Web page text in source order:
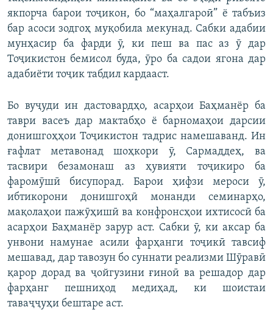
якпорча барои тоҷикон, бо “маҳалгароӣ” ё табъиз
бар асоси зодгоҳ муқобила мекунад. Сабки адабии
мунҳасир ба фарди ӯ, ки пеш ва пас аз ӯ дар
Тоҷикистон бемисол буда, ӯро ба садои ягона дар
адабиёти тоҷик табдил кардааст.
Бо вуҷуди ин дастовардҳо, асарҳои Баҳманёр ба
таври васеъ дар мактабҳо ё барномаҳои дарсии
донишгоҳҳои Тоҷикистон тадрис намешаванд. Ин
ғафлат метавонад шоҳкори ӯ, Сармаддеҳ, ва
тасвири безамонаш аз ҳувияти тоҷикиро ба
фаромӯшӣ бисупорад. Барои ҳифзи мероси ӯ,
ибтикорони донишгоҳӣ монанди семинарҳо,
мақолаҳои пажӯҳишӣ ва конфронсҳои ихтисосӣ ба
асарҳои Баҳманёр зарур аст. Сабки ӯ, ки аксар ба
унвони намунае асили фарҳанги тоҷикӣ тавсиф
мешавад, дар тавозун бо суннати реализми Шӯравӣ
қарор дорад ва ҷойгузини ғиноӣ ва решадор дар
фарҳанг пешниҳод медиҳад, ки шоистаи
таваҷҷуҳи бештаре аст.